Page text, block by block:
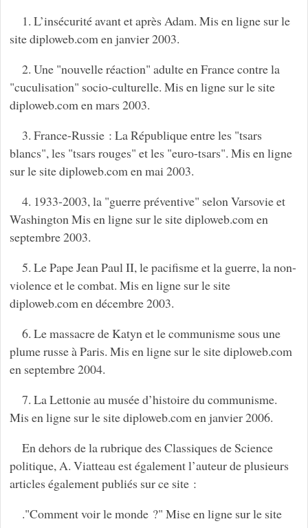
1. L’insécurité avant et après Adam. Mis en ligne sur le
site diploweb.com en janvier 2003.
2. Une "nouvelle réaction" adulte en France contre la
"cuculisation" socio-culturelle. Mis en ligne sur le site
diploweb.com en mars 2003.
3. France-Russie : La République entre les "tsars
blancs", les "tsars rouges" et les "euro-tsars". Mis en ligne
sur le site diploweb.com en mai 2003.
4. 1933-2003, la "guerre préventive" selon Varsovie et
Washington Mis en ligne sur le site diploweb.com en
septembre 2003.
5. Le Pape Jean Paul II, le pacifisme et la guerre, la non-
violence et le combat. Mis en ligne sur le site
diploweb.com en décembre 2003.
6. Le massacre de Katyn et le communisme sous une
plume russe à Paris. Mis en ligne sur le site diploweb.com
en septembre 2004.
7. La Lettonie au musée d’histoire du communisme.
Mis en ligne sur le site diploweb.com en janvier 2006.
En dehors de la rubrique des Classiques de Science
politique, A. Viatteau est également l’auteur de plusieurs
articles également publiés sur ce site :
."Comment voir le monde ?" Mise en ligne sur le site